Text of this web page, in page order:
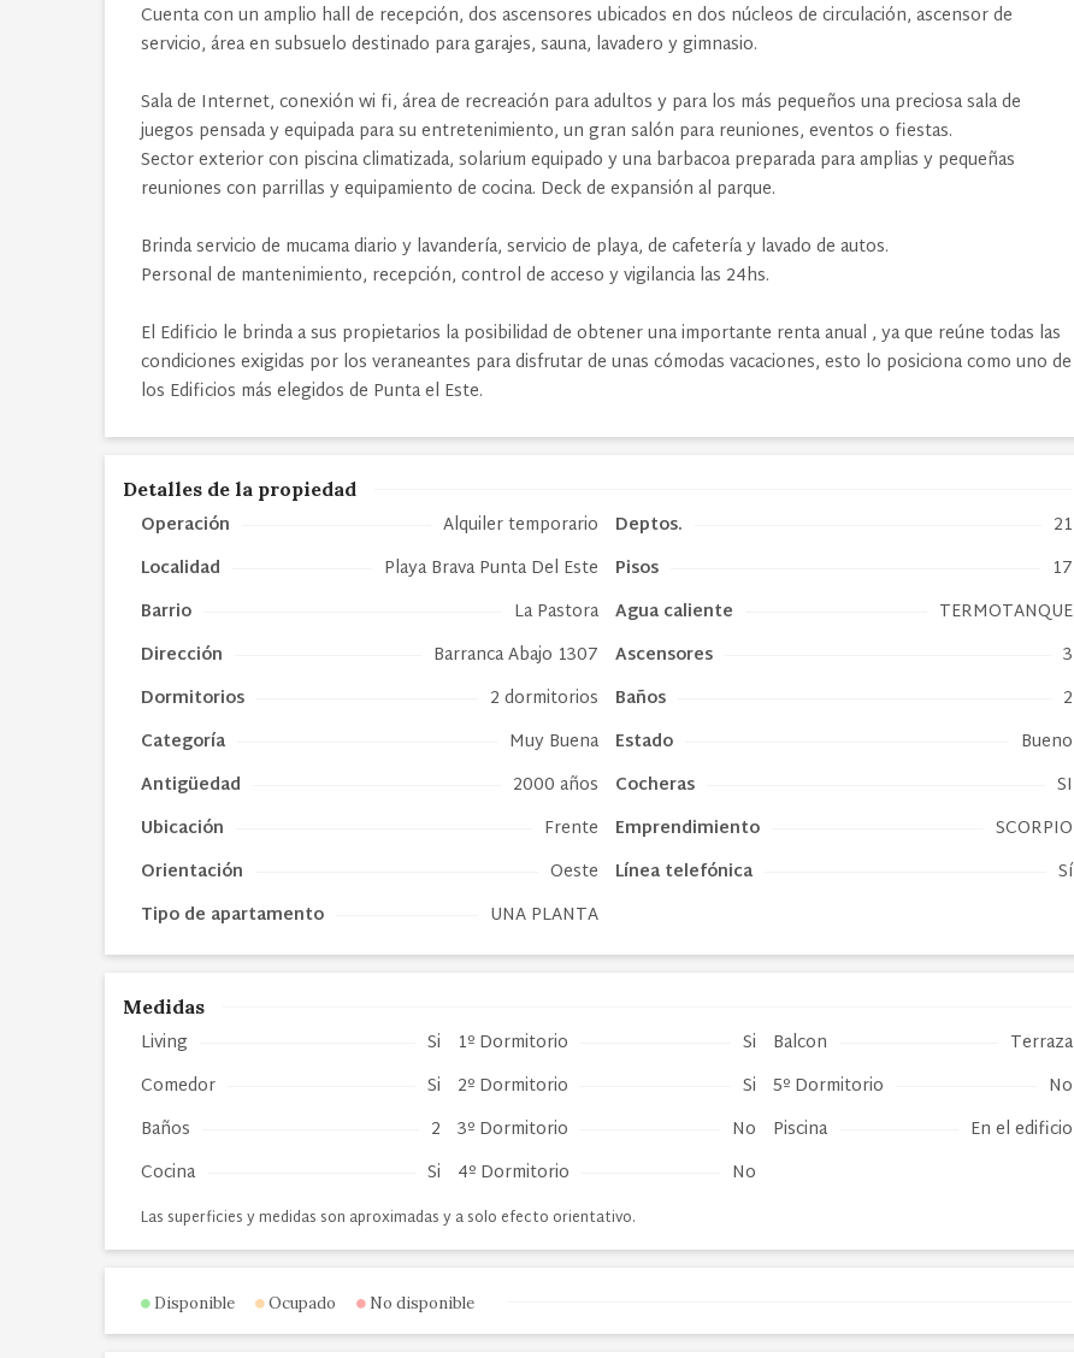
Cuenta con un amplio hall de recepción, dos ascensores ubicados en dos núcleos de circulación, ascensor de
servicio, área en subsuelo destinado para garajes, sauna, lavadero y gimnasio.
Sala de Internet, conexión wi fi, área de recreación para adultos y para los más pequeños una preciosa sala de
juegos pensada y equipada para su entretenimiento, un gran salón para reuniones, eventos o fiestas.
Sector exterior con piscina climatizada, solarium equipado y una barbacoa preparada para amplias y pequeñas
reuniones con parrillas y equipamiento de cocina. Deck de expansión al parque.
Brinda servicio de mucama diario y lavandería, servicio de playa, de cafetería y lavado de autos.
Personal de mantenimiento, recepción, control de acceso y vigilancia las 24hs.
El Edificio le brinda a sus propietarios la posibilidad de obtener una importante renta anual , ya que reúne todas las
condiciones exigidas por los veraneantes para disfrutar de unas cómodas vacaciones, esto lo posiciona como uno de
los Edificios más elegidos de Punta el Este.
Detalles de la propiedad
Operación
Alquiler temporario
Localidad
Playa Brava Punta Del Este
Barrio
La Pastora
Dirección
Barranca Abajo 1307
Dormitorios
2 dormitorios
Categoría
Muy Buena
Antigüedad
2000 años
Ubicación
Frente
Orientación
Oeste
Tipo de apartamento UNA PLANTA
Deptos.
21
Pisos
17
Agua caliente
TERMOTANQUE
Ascensores
3
Baños
2
Estado
Bueno
Cocheras
SI
Emprendimiento
SCORPIO
Línea telefónica
Sí
Medidas
Living
Si
Comedor
Si
Baños
2
Cocina
Si
1º Dormitorio
Si
2º Dormitorio
Si
3º Dormitorio
No
4º Dormitorio
No
Balcon
Terraza
5º Dormitorio
No
Piscina
En el edificio
Las superficies y medidas son aproximadas y a solo efecto orientativo.
Disponible Ocupado No disponible